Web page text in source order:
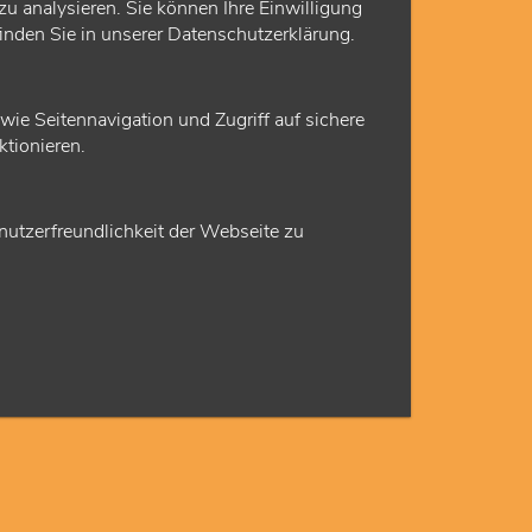
analysieren. Sie können Ihre Einwilligung
Sie in unserer Datenschutzerklärung.
Seitennavigation und Zugriff auf sichere
der Webseite zu
Alexander Kowalski
stv. Pressesprecher
Europa-Allee 90
alexander.kowalski(at)kvhessen(.)de